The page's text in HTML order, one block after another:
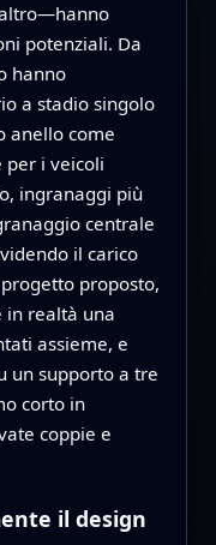
potenziali. Da
hanno
a stadio singolo
anello come
i veicoli
ingranaggi più
centrale
il carico
proposto,
in realtà una
assieme, e
un supporto a tre
corto in
coppie e
il design